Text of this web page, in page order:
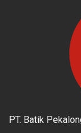
PT. Batik